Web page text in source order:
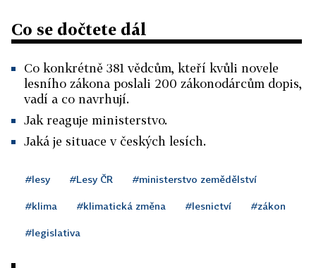
Co se dočtete dál
Co konkrétně 381 vědcům, kteří kvůli novele
lesního zákona poslali 200 zákonodárcům dopis,
vadí a co navrhují.
Jak reaguje ministerstvo.
Jaká je situace v českých lesích.
#lesy #Lesy ČR #ministerstvo zemědělství
#klima #klimatická změna #lesnictví #zákon
#legislativa